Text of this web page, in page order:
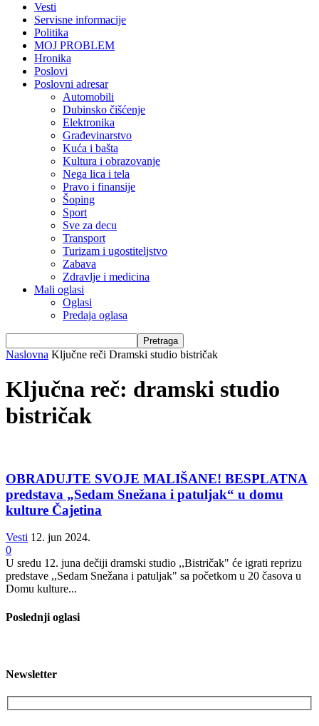
Vesti
Servisne informacije
Politika
MOJ PROBLEM
Hronika
Poslovi
Poslovni adresar
Automobili
Dubinsko čišćenje
Elektronika
Građevinarstvo
Kuća i bašta
Kultura i obrazovanje
Nega lica i tela
Pravo i finansije
Šoping
Sport
Sve za decu
Transport
Turizam i ugostiteljstvo
Zabava
Zdravlje i medicina
Mali oglasi
Oglasi
Predaja oglasa
Naslovna Ključne reči Dramski studio bistričak
Ključna reč: dramski studio
bistričak
OBRADUJTE SVOJE MALIŠANE! BESPLATNA
predstava „Sedam Snežana i patuljak“ u domu
kulture Čajetina
Vesti 12. jun 2024.
0
U sredu 12. juna dečiji dramski studio ,,Bistričak" će igrati reprizu
predstave ,,Sedam Snežana i patuljak" sa početkom u 20 časova u
Domu kulture...
Poslednji oglasi
Newsletter